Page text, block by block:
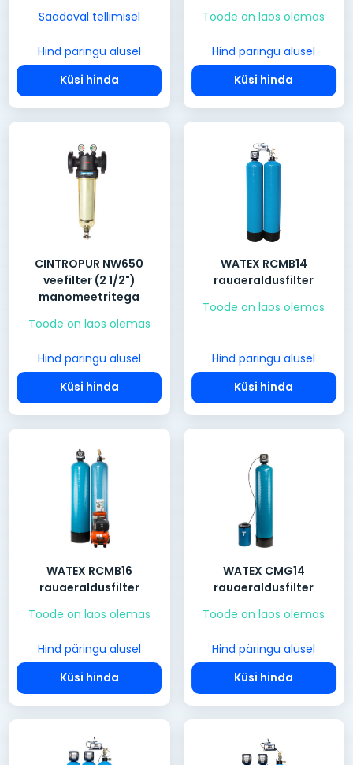
Saadaval tellimisel
Hind päringu alusel
Küsi hinda
Toode on laos olemas
Hind päringu alusel
Küsi hinda
CINTROPUR NW650
veefilter (2 1/2")
manomeetritega
Toode on laos olemas
Hind päringu alusel
Küsi hinda
WATEX RCMB14
rauaeraldusfilter
Toode on laos olemas
Hind päringu alusel
Küsi hinda
WATEX RCMB16
rauaeraldusfilter
Toode on laos olemas
Hind päringu alusel
Küsi hinda
WATEX CMG14
rauaeraldusfilter
Toode on laos olemas
Hind päringu alusel
Küsi hinda